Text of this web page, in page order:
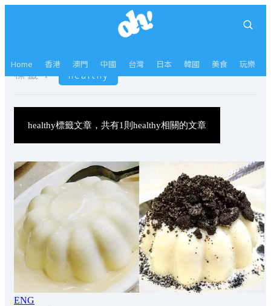
Home 香港 澳門 中國 台灣 日本 韓國 美食 玩樂
標籤： healthy
healthy標籤文章，共有1則healthy相關的文章
ENG